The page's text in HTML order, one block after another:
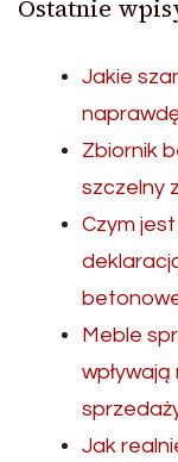
Ostatnie
Jakie
Zbiornik
szczelny
Czym
Meble
Jak